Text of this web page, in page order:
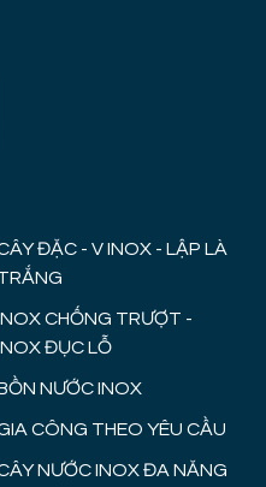
ĐẶC - V INOX - LẬP LÀ
CHỐNG TRƯỢT -
ĐỤC LỖ
NƯỚC INOX
CÔNG THEO YÊU CẦU
NƯỚC INOX ĐA NĂNG